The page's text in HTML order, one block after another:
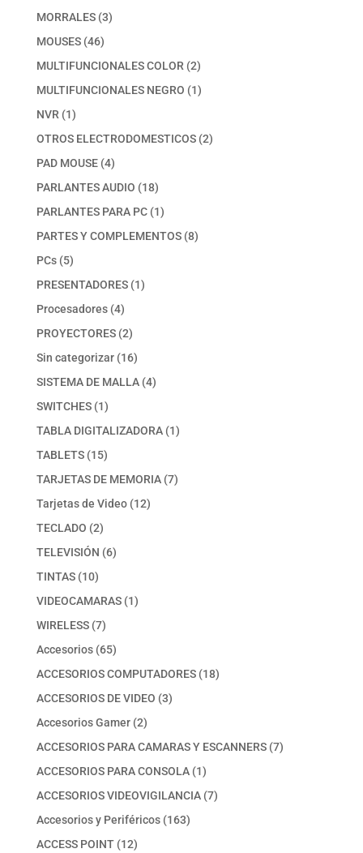
MORRALES 33
MOUSES 4646
productos
MULTIFUNCIONALES COLOR 22
productos
MULTIFUNCIONALES NEGRO 11
NVR 11
producto
OTROS ELECTRODOMESTICOS 22
PAD MOUSE 44
productos
PARLANTES AUDIO 1818
productos
PARLANTES PARA PC 11
producto
PARTES Y COMPLEMENTOS 88
PCs 55
productos
PRESENTADORES 11
Procesadores 44
productos
PROYECTORES 22
productos
Sin categorizar 1616
productos
SISTEMA DE MALLA 44
SWITCHES 11
producto
TABLA DIGITALIZADORA 11
TABLETS 1515
productos
TARJETAS DE MEMORIA 77
Tarjetas de Video 1212
TECLADO 22
productos
TELEVISIÓN 66
TINTAS 1010
productos
VIDEOCAMARAS 11
WIRELESS 77
productos
Accesorios 6565
productos
ACCESORIOS COMPUTADORES 1818
ACCESORIOS DE VIDEO 33
Accesorios Gamer 22
productos
ACCESORIOS PARA CAMARAS Y ESCANNERS 77
ACCESORIOS PARA CONSOLA 11
producto
ACCESORIOS VIDEOVIGILANCIA 77
Accesorios y Periféricos 163163
ACCESS POINT 1212